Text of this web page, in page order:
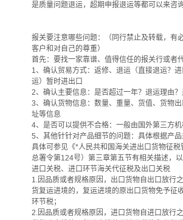
是质量问题退运，超期申报退运等都可以来咨
报关要注意哪些问题：（同行禁止及转载，有
客户和对自己的尊重）
首先：要找一家靠谱、值得信任的报关行或者
1、确认贸易方式：返修、退运（直接退运？
运）暂时进出口
2、确认主要信息：是否超过一年？退运理由？
3、确认货物信息：数量、重量、货值、货物
址等信息
4、是否可以提供不合格：一般由国外第三方机
5、其他针针对产品细节的问题：具体根据产品
具体可参见《*人民共和国海关进出口货物征
总署令第124号）第三章第五节有相关描述，
进口关税、进口环节海关代征税及出口关税
1.因品质或者规格原因，出口货物自出口放行
货复运进境的，复运进境的原出口货物免予征
环节税；
2.因品质或者规格原因，进口货物自进口放行